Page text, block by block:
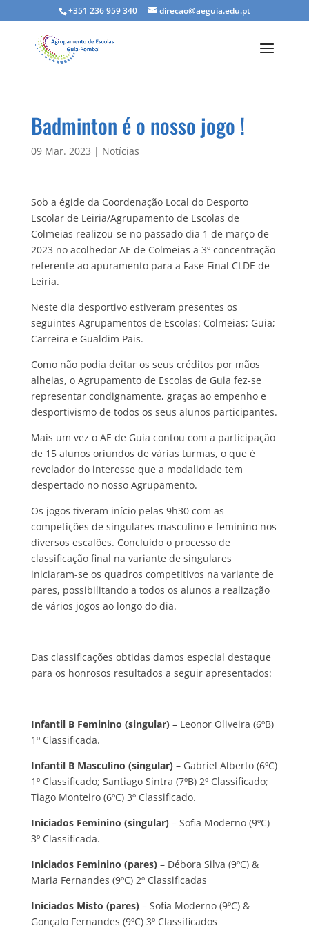
+351 236 959 340 direcao@aeguia.edu.pt
Badminton é o nosso jogo !
09 Mar. 2023 | Notícias
Sob a égide da Coordenação Local do Desporto
Escolar de Leiria/Agrupamento de Escolas de
Colmeias realizou-se no passado dia 1 de março de
2023 no acolhedor AE de Colmeias a 3º concentração
referente ao apuramento para a Fase Final CLDE de
Leiria.
Neste dia desportivo estiveram presentes os
seguintes Agrupamentos de Escolas: Colmeias; Guia;
Carreira e Gualdim Pais.
Como não podia deitar os seus créditos por mãos
alheias, o Agrupamento de Escolas de Guia fez-se
representar condignamente, graças ao empenho e
desportivismo de todos os seus alunos participantes.
Mais um vez o AE de Guia contou com a participação
de 15 alunos oriundos de várias turmas, o que é
revelador do interesse que a modalidade tem
despertado no nosso Agrupamento.
Os jogos tiveram início pelas 9h30 com as
competições de singulares masculino e feminino nos
diversos escalões. Concluído o processo de
classificação final na variante de singulares
iniciaram-se os quadros competitivos na variante de
pares, possibilitando a todos os alunos a realização
de vários jogos ao longo do dia.
Das classificações obtidas damos especial destaque
para os honrosos resultados a seguir apresentados:
Infantil B Feminino (singular)– Leonor Oliveira (6ºB)
1º Classificada.
Infantil B Masculino (singular)– Gabriel Alberto (6ºC)
1º Classificado; Santiago Sintra (7ºB) 2º Classificado;
Tiago Monteiro (6ºC) 3º Classificado.
Iniciados Feminino (singular)– Sofia Moderno (9ºC)
3º Classificada.
Iniciados Feminino (pares)– Débora Silva (9ºC) &
Maria Fernandes (9ºC) 2º Classificadas
Iniciados Misto (pares)– Sofia Moderno (9ºC) &
Gonçalo Fernandes (9ºC) 3º Classificados